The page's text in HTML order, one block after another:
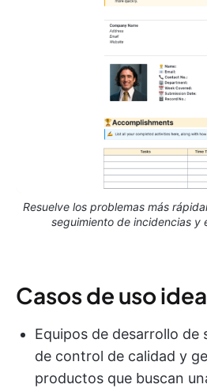
Resuelve los problemas más
seguimiento de incidencias y
Casos de uso
Equipos de desarrollo de
de control de calidad y
productos que buscan